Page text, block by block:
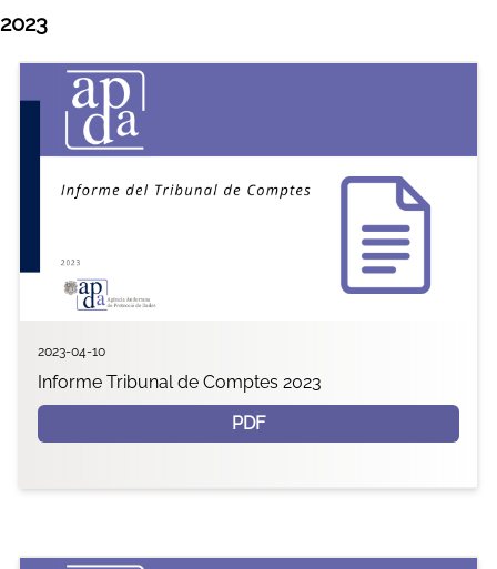
2023
2023-04-10
Informe Tribunal de Comptes 2023
PDF